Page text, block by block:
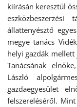
kiírásán keresztül
állattenyésztő
megye tanács
helyi gazdák
Tanácsának
László
gazdaegyesület
felszereléséről.